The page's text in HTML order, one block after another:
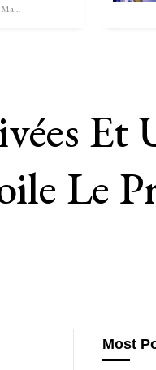
Sébastien-Étienne Marechal
Et
Le
Most